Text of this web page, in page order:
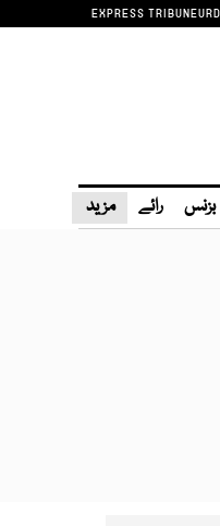
EXPRESS TRIBUNE
بزنس رائے مزید